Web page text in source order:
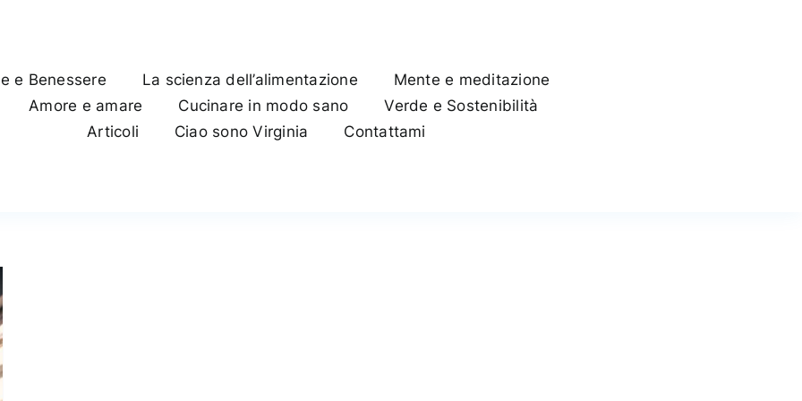
e Benessere
La scienza dell’alimentazione
Mente e meditazione
Amore e amare Cucinare in modo sano
Verde e Sostenibilità
Articoli
Ciao sono Virginia Contattami